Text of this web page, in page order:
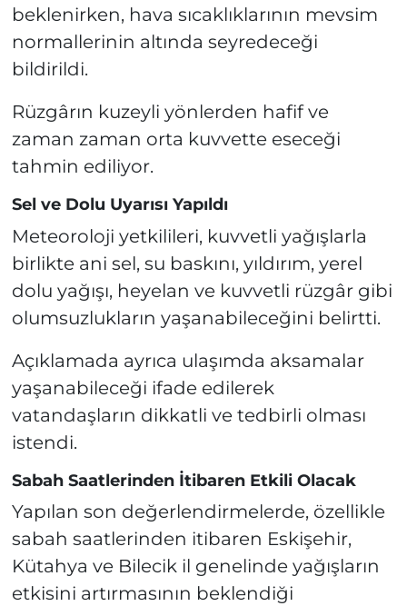
beklenirken, hava sıcaklıklarının mevsim
normallerinin altında seyredeceği
bildirildi.
Rüzgârın kuzeyli yönlerden hafif ve
zaman zaman orta kuvvette eseceği
tahmin ediliyor.
Sel ve Dolu Uyarısı Yapıldı
Meteoroloji yetkilileri, kuvvetli yağışlarla
birlikte ani sel, su baskını, yıldırım, yerel
dolu yağışı, heyelan ve kuvvetli rüzgâr gibi
olumsuzlukların yaşanabileceğini belirtti.
Açıklamada ayrıca ulaşımda aksamalar
yaşanabileceği ifade edilerek
vatandaşların dikkatli ve tedbirli olması
istendi.
Sabah Saatlerinden İtibaren Etkili Olacak
Yapılan son değerlendirmelerde, özellikle
sabah saatlerinden itibaren Eskişehir,
Kütahya ve Bilecik il genelinde yağışların
etkisini artırmasının beklendiği